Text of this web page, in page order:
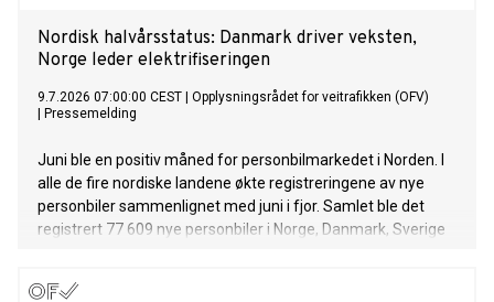
Nordisk halvårsstatus: Danmark driver veksten,
Norge leder elektrifiseringen
9.7.2026 07:00:00 CEST
Opplysningsrådet for veitrafikken (OFV)
Pressemelding
Juni ble en positiv måned for personbilmarkedet i Norden. I
alle de fire nordiske landene økte registreringene av nye
personbiler sammenlignet med juni i fjor. Samlet ble det
registrert 77 609 nye personbiler i Norge, Danmark, Sverige